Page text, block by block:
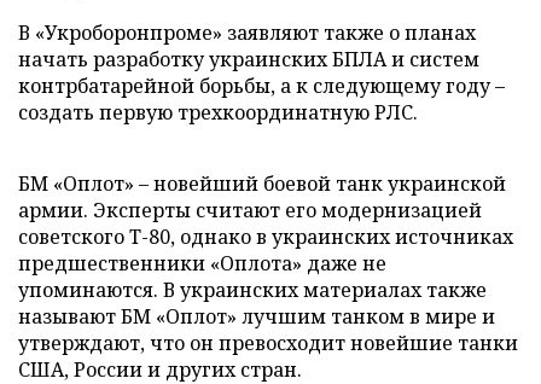
В «Укроборонпроме» заявляют также о планах
начать разработку украинских БПЛА и систем
контрбатарейной борьбы, а к следующему году –
создать первую трехкоординатную РЛС.
БМ «Оплот» – новейший боевой танк украинской
армии. Эксперты считают его модернизацией
советского Т-80, однако в украинских источниках
предшественники «Оплота» даже не
упоминаются. В украинских материалах также
называют БМ «Оплот» лучшим танком в мире и
утверждают, что он превосходит новейшие танки
США, России и других стран.